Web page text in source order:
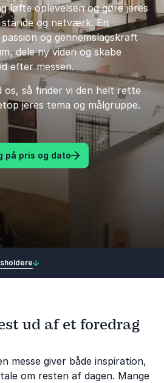
løfte oplevelsen og gøre jeres
og netværk. En
og gennemslagskraft
dele ny viden og skabe
efter messen.
os, så finder vi den helt rette
jeres tema og målgruppe.
på pris og dato
ud af et foredrag
messe giver både inspiration,
om resten af dagen. Mange